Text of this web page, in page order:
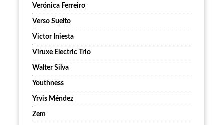
Verónica Ferreiro
Verso Suelto
Victor Iniesta
Viruxe Electric Trio
Walter Silva
Youthness
Yrvis Méndez
Zem